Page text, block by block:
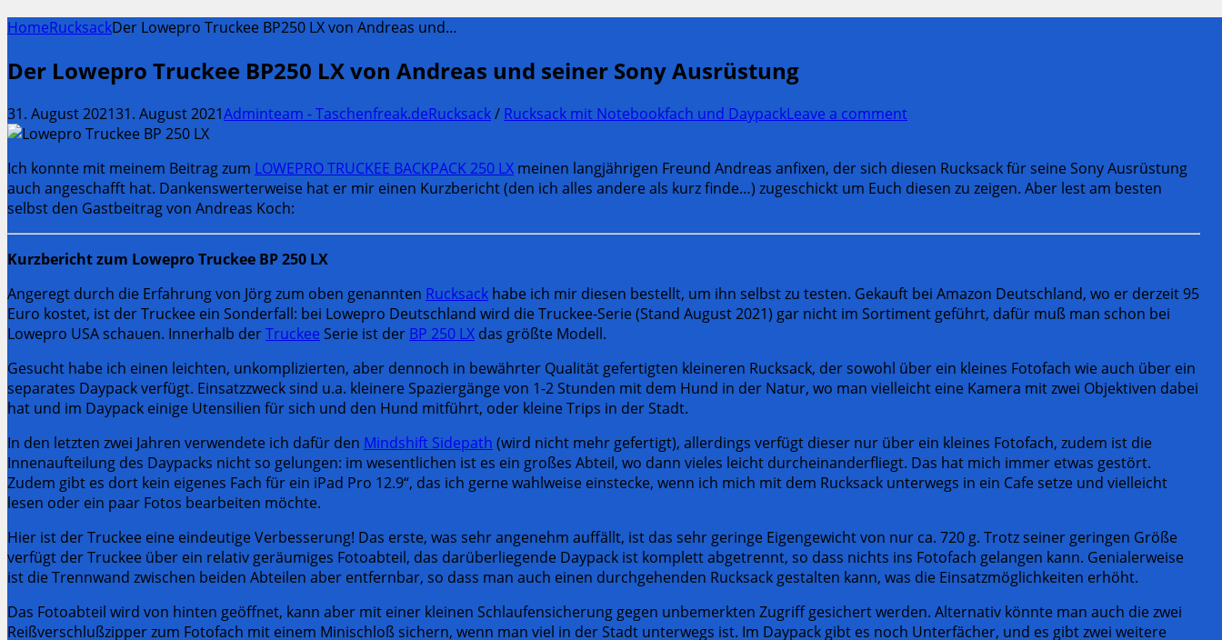
HomeRucksackDer Lowepro Truckee BP250 LX von Andreas und…
Der Lowepro Truckee BP250 LX von Andreas und seiner Sony Ausrüstung
31. August 202131. August 2021Adminteam - Taschenfreak.deRucksack/ Rucksack mit Notebookfach und DaypackLeave a comment
Ich konnte mit meinem Beitrag zum LOWEPRO TRUCKEE BACKPACK 250 LX meinen langjährigen Freund Andreas anfixen, der sich diesen Rucksack für seine Sony Ausrüstung
auch angeschafft hat. Dankenswerterweise hat er mir einen Kurzbericht (den ich alles andere als kurz finde…) zugeschickt um Euch diesen zu zeigen. Aber lest am besten
selbst den Gastbeitrag von Andreas Koch:
Kurzbericht zum Lowepro Truckee BP 250 LX
Angeregt durch die Erfahrung von Jörg zum oben genannten Rucksack habe ich mir diesen bestellt, um ihn selbst zu testen. Gekauft bei Amazon Deutschland, wo er derzeit 95
Euro kostet, ist der Truckee ein Sonderfall: bei Lowepro Deutschland wird die Truckee-Serie (Stand August 2021) gar nicht im Sortiment geführt, dafür muß man schon bei
Lowepro USA schauen. Innerhalb derTruckee Serie ist der BP 250 LX das größte Modell.
Gesucht habe ich einen leichten, unkomplizierten, aber dennoch in bewährter Qualität gefertigten kleineren Rucksack, der sowohl über ein kleines Fotofach wie auch über ein
separates Daypack verfügt. Einsatzzweck sind u.a. kleinere Spaziergänge von 1-2 Stunden mit dem Hund in der Natur, wo man vielleicht eine Kamera mit zwei Objektiven dabei
hat und im Daypack einige Utensilien für sich und den Hund mitführt, oder kleine Trips in der Stadt.
In den letzten zwei Jahren verwendete ich dafür den Mindshift Sidepath (wird nicht mehr gefertigt), allerdings verfügt dieser nur über ein kleines Fotofach, zudem ist die
Innenaufteilung des Daypacks nicht so gelungen: im wesentlichen ist es ein großes Abteil, wo dann vieles leicht durcheinanderfliegt. Das hat mich immer etwas gestört.
Zudem gibt es dort kein eigenes Fach für ein iPad Pro 12.9“, das ich gerne wahlweise einstecke, wenn ich mich mit dem Rucksack unterwegs in ein Cafe setze und vielleicht
lesen oder ein paar Fotos bearbeiten möchte.
Hier ist der Truckee eine eindeutige Verbesserung! Das erste, was sehr angenehm auffällt, ist das sehr geringe Eigengewicht von nur ca. 720 g. Trotz seiner geringen Größe
verfügt der Truckee über ein relativ geräumiges Fotoabteil, das darüberliegende Daypack ist komplett abgetrennt, so dass nichts ins Fotofach gelangen kann. Genialerweise
ist die Trennwand zwischen beiden Abteilen aber entfernbar, so dass man auch einen durchgehenden Rucksack gestalten kann, was die Einsatzmöglichkeiten erhöht.
Das Fotoabteil wird von hinten geöffnet, kann aber mit einer kleinen Schlaufensicherung gegen unbemerkten Zugriff gesichert werden. Alternativ könnte man auch die zwei
Reißverschlußzipper zum Fotofach mit einem Minischloß sichern, wenn man viel in der Stadt unterwegs ist. Im Daypack gibt es noch Unterfächer, und es gibt zwei weitere